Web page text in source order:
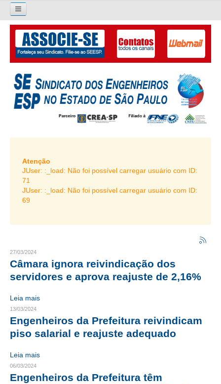
Pesquisar...
O SINDICATO
APRESENTAÇÃO
PALAVRA DO PRESIDENTE
DIRETORIA
LIVRO GESTÃO 2026-2029
SUBSEDES SINDICAIS
GALERIA EX-PRESIDENTES
CONSELHO TECNOLÓGICO
HISTÓRICO E ATUAÇÃO
COMPOSIÇÃO
CONSELHOS ASSESSORES
PERSONALIDADES DA TECNOLOGIA
TRANSPARÊNCIA
Atenção
JUser: :_load: Não foi possível carregar usuário com ID:
71
JUser: :_load: Não foi possível carregar usuário com ID:
69
27/03/2024
Câmara ignora reivindicação dos
servidores e aprova reajuste de 2,16%
Leia mais
13/03/2024
Engenheiros da Prefeitura reivindicam
piso salarial e reajuste adequado
Leia mais
06/03/2024
Engenheiros da Prefeitura têm